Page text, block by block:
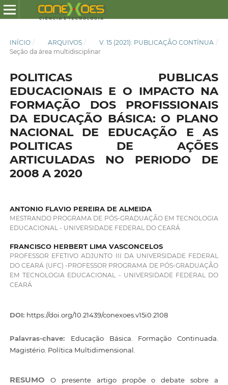
INÍCIO / ARQUIVOS / V. 15 (2021): PUBLICAÇÃO CONTÍNUA /
Seção da área multidisciplinar
POLITICAS PUBLICAS
EDUCACIONAIS E O IMPACTO NA
FORMAÇÃO DOS PROFISSIONAIS
DA EDUCAÇÃO BÁSICA: O PLANO
NACIONAL DE EDUCAÇÃO E AS
POLITICAS DE AÇÕES
ARTICULADAS NO PERIODO DE
2008 A 2020
ANTONIO FLAVIO PEREIRA DE ALMEIDA
MESTRANDO PROGRAMA DE PÓS-GRADUAÇÃO EM TECNOLOGIA
EDUCACIONAL - UNIVERSIDADE FEDERAL DO CEARÁ
FRANCISCO HERBERT LIMA VASCONCELOS
PROFESSOR EFETIVO ADJUNTO III DA UNIVERSIDADE FEDERAL
DO CEARÁ (UFC) -PROFESSOR PROGRAMA DE PÓS-GRADUAÇÃO
EM TECNOLOGIA EDUCACIONAL - UNIVERSIDADE FEDERAL DO
CEARÁ
DOI: https://doi.org/10.21439/conexoes.v15i0.2108
Palavras-chave: Educação Básica. Formação Continuada.
Magistério. Política Multidimensional.
RESUMO O presente artigo propõe o debate sobre a